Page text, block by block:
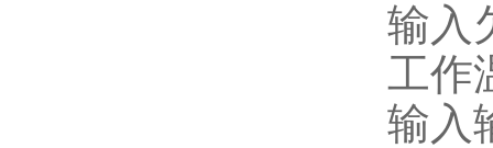
输入
工作
输入